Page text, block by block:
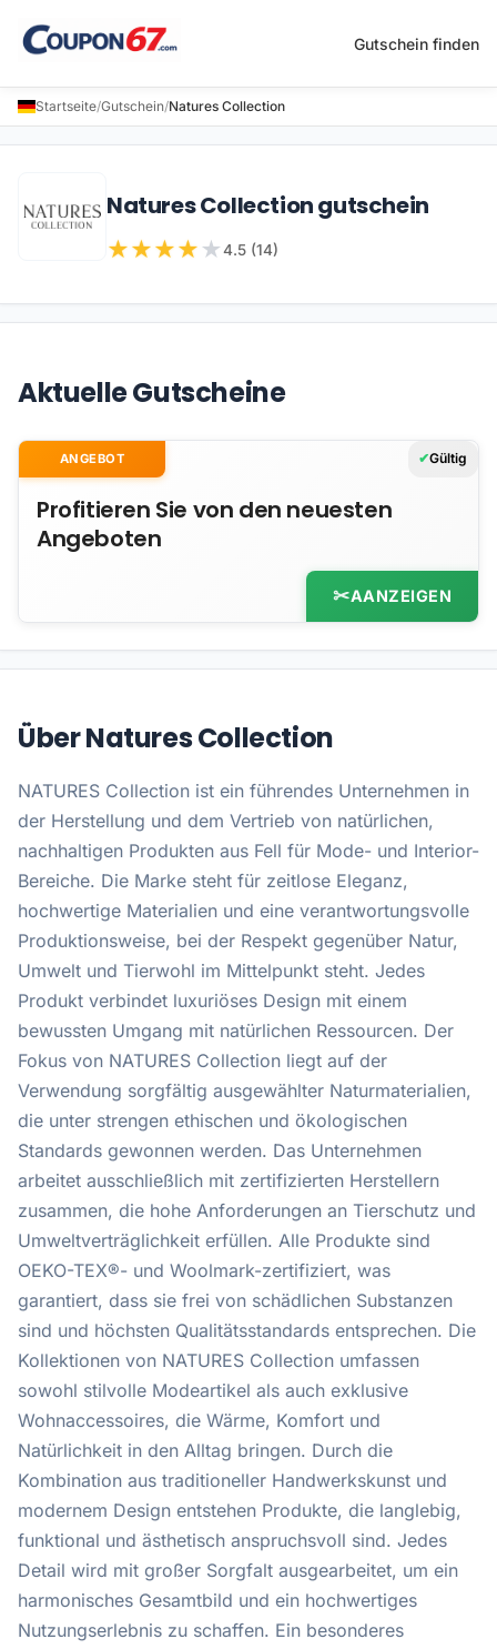
Gutschein finden
Startseite/Gutschein/Natures Collection
Natures Collection gutschein
★★★★ ★4.5 (14)
Aktuelle Gutscheine
ANGEBOT Gültig
Profitieren Sie von den neuesten
Angeboten
AANZEIGEN
Über Natures Collection
NATURES Collection ist ein führendes Unternehmen in
der Herstellung und dem Vertrieb von natürlichen,
nachhaltigen Produkten aus Fell für Mode- und Interior-
Bereiche. Die Marke steht für zeitlose Eleganz,
hochwertige Materialien und eine verantwortungsvolle
Produktionsweise, bei der Respekt gegenüber Natur,
Umwelt und Tierwohl im Mittelpunkt steht. Jedes
Produkt verbindet luxuriöses Design mit einem
bewussten Umgang mit natürlichen Ressourcen. Der
Fokus von NATURES Collection liegt auf der
Verwendung sorgfältig ausgewählter Naturmaterialien,
die unter strengen ethischen und ökologischen
Standards gewonnen werden. Das Unternehmen
arbeitet ausschließlich mit zertifizierten Herstellern
zusammen, die hohe Anforderungen an Tierschutz und
Umweltverträglichkeit erfüllen. Alle Produkte sind
OEKO-TEX®- und Woolmark-zertifiziert, was
garantiert, dass sie frei von schädlichen Substanzen
sind und höchsten Qualitätsstandards entsprechen. Die
Kollektionen von NATURES Collection umfassen
sowohl stilvolle Modeartikel als auch exklusive
Wohnaccessoires, die Wärme, Komfort und
Natürlichkeit in den Alltag bringen. Durch die
Kombination aus traditioneller Handwerkskunst und
modernem Design entstehen Produkte, die langlebig,
funktional und ästhetisch anspruchsvoll sind. Jedes
Detail wird mit großer Sorgfalt ausgearbeitet, um ein
harmonisches Gesamtbild und ein hochwertiges
Nutzungserlebnis zu schaffen. Ein besonderes